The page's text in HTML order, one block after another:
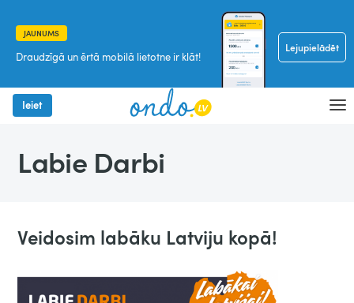
JAUNUMS
Draudzīgā un ērtā mobilā lietotne ir klāt!
Lejupielādēt
Ieiet
Labie Darbi
Veidosim labāku Latviju kopā!